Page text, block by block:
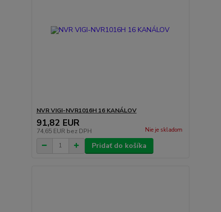
NVR VIGI-NVR1016H 16 KANÁLOV
91,82 EUR
74,65 EUR bez DPH Nie je skladom
Pridať do košíka